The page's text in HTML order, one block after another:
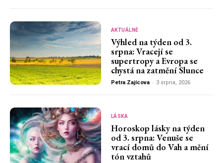
AKTUÁLNĚ
Výhled na týden od 3.
srpna: Vracejí se
supertropy a Evropa se
chystá na zatmění Slunce
Petra Zajícova - 3 srpna, 2026
LÁSKA
Horoskop lásky na týden
od 3. srpna: Venuše se
vrací domů do Vah a mění
tón vztahů